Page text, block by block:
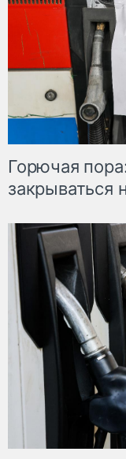
Горючая
закрываться